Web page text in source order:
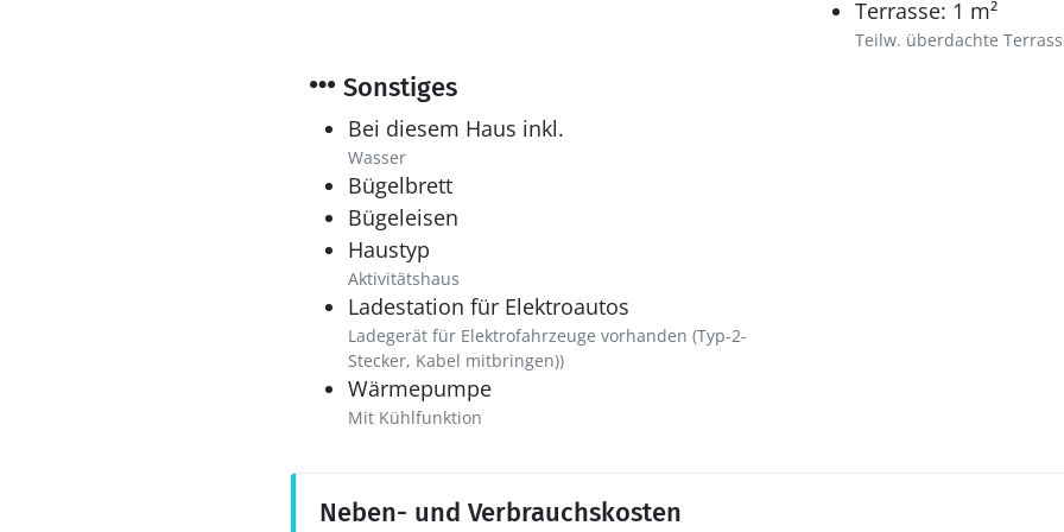
Terrasse: 1 m²
Teilw. überdachte
Sonstiges
Bei diesem Haus inkl.
Wasser
Bügelbrett
Bügeleisen
Haustyp
Aktivitätshaus
Ladestation für Elektroautos
Ladegerät für Elektrofahrzeuge vorhanden (Typ-2-
Stecker, Kabel mitbringen))
Wärmepumpe
Mit Kühlfunktion
Neben- und Verbrauchskosten